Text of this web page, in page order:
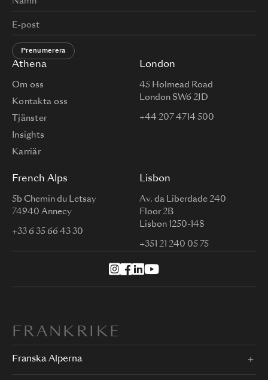
Athena
Om oss
Kontakta oss
Tjänster
Insights
Karriär
London
45 Holmead Road
London SW6 2JD
+44 207 4714 500
French Alps
5b Chemin du Letsay
74940 Annecy
+33 6 35 66 43 30
Lisbon
Av. da Liberdade 240
Floor 2B
Lisbon 1250-148
+351 21 240 05 75
Prenumerera
FRANKRIKE
Franska Alperna